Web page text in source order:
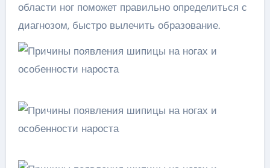
области ног поможет правильно определиться с
диагнозом, быстро вылечить образование.